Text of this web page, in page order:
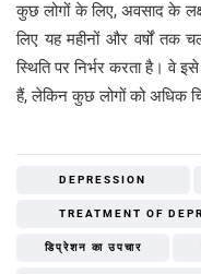
कुछ लोगों के लिए, अवसाद के
लिए यह महीनों और वर्षों तक
स्थिति पर निर्भर करता है। वे
हैं, लेकिन कुछ लोगों को अधिक
DEPRESSION
TREATMENT OF
डिप्रेशन का उपचार